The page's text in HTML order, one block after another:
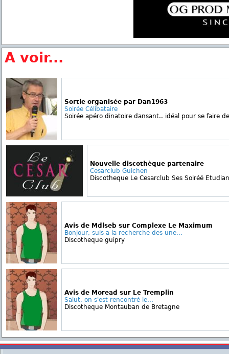
A voir...
Sortie organisée par Dan1963
Soirée Célibataire
Soirée apéro dinatoire dansant.. idéal pour se faire
Nouvelle discothèque partenaire
Cesarclub Guichen
Discotheque Le Cesarclub Ses Soiréé
Avis de Mdlseb sur Complexe Le Maximum
Bonjour, suis a la recherche des une...
Discotheque guipry
Avis de Moread sur Le Tremplin
Salut, on s'est rencontré le...
Discotheque Montauban de Bretagne